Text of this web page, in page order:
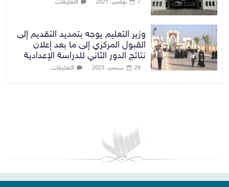
7 نوفمبر، 2021 التعليقات
وزير التعليم يوجه بتمديد التقديم إلى
القبول المركزي إلى ما بعد إعلان
نتائج الدور الثاني للدراسة الإعدادية
29 سبتمبر، 2023 التعليقات